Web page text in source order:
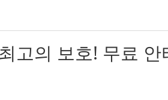
고의 보호! 무료 안